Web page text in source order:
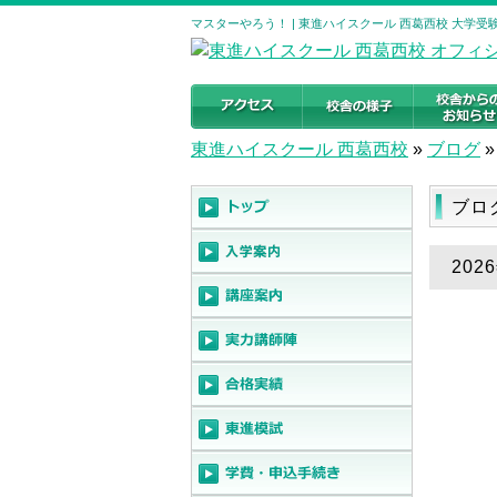
マスターやろう！ | 東進ハイスクール 西葛西校 大学受
東進ハイスクール 西葛西校 » ブログ »
ブロ